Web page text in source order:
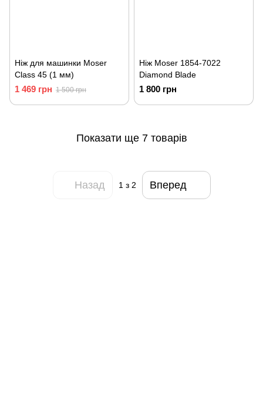
Ніж для машинки Moser
Class 45 (1 мм)
1 469 грн 1 500 грн
Ніж Moser 1854-7022
Diamond Blade
1 800 грн
Показати ще 7 товарів
Назад 1 з 2 Вперед